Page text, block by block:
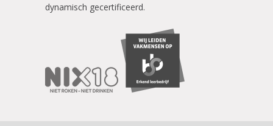
dynamisch gecertificeerd.